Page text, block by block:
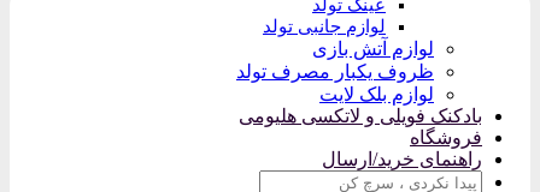
عینک تولد
لوازم جانبی تولد
لوازم آتش بازی
ظروف یکبار مصرف تولد
لوازم بلک لایت
بادکنک فویلی و لاتکسی هلیومی
فروشگاه
راهنمای خرید/ارسال
جستجو